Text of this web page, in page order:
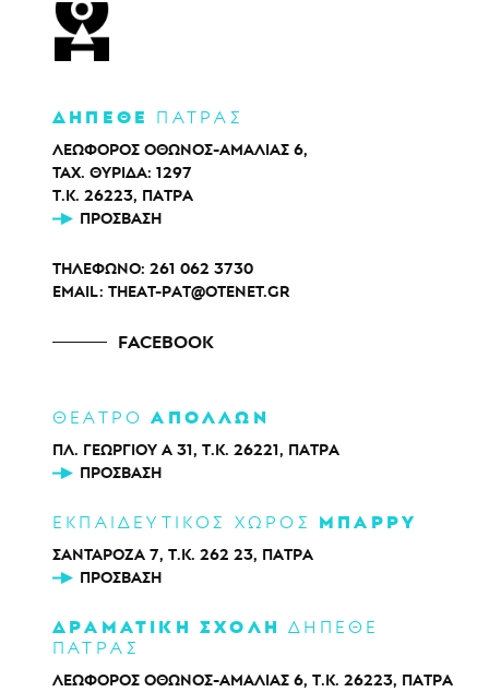
ΔΗΠΕΘΕ ΠΑΤΡΑΣ
ΛΕΩΦΟΡΟΣ ΟΘΩΝΟΣ-ΑΜΑΛΙΑΣ 6,
ΤΑΧ. ΘΥΡΙΔΑ: 1297
Τ.Κ. 26223, ΠΑΤΡΑ
ΠΡΌΣΒΑΣΗ
ΤΗΛΕΦΩΝΟ: 261 062 3730
EMAIL: THEAT-PAT@OTENET.GR
FACEBOOK
ΘΕΑΤΡΟΑΠΟΛΛΩΝ
ΠΛ. ΓΕΩΡΓΙΟΥ Α 31, Τ.Κ. 26221, ΠΑΤΡΑ
ΠΡΌΣΒΑΣΗ
ΕΚΠΑΙΔΕΥΤΙΚΟΣ ΧΩΡΟΣ ΜΠΑΡΡΥ
ΣΑΝΤΑΡΟΖΑ 7, Τ.Κ. 262 23, ΠΑΤΡΑ
ΠΡΌΣΒΑΣΗ
ΔΡΑΜΑΤΙΚΗ ΣΧΟΛΗ ΔΗΠΕΘΕ
ΠΑΤΡΑΣ
ΛΕΩΦΟΡΟΣ ΟΘΩΝΟΣ-ΑΜΑΛΙΑΣ 6, Τ.Κ. 26223, ΠΑΤΡΑ